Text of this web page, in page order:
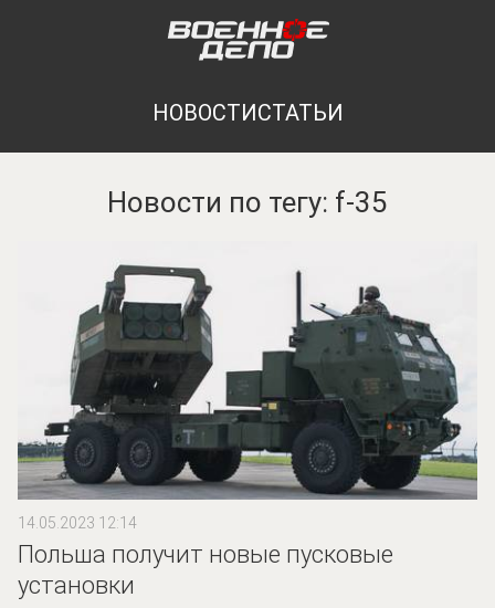
НОВОСТИСТАТЬИ
Новости по тегу: f-35
14.05.2023 12:14
Польша получит новые пусковые
установки